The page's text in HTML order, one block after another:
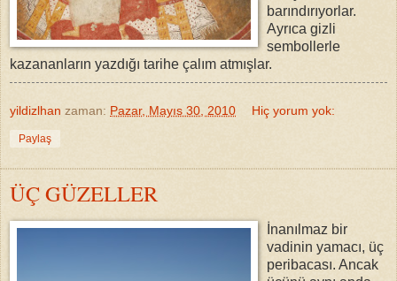
barındırıyorlar.
Ayrıca gizli
sembollerle
kazananların yazdığı tarihe çalım atmışlar.
yildizlhan zaman: Pazar, Mayıs 30, 2010 Hiç yorum yok:
Paylaş
ÜÇ GÜZELLER
İnanılmaz bir
vadinin yamacı, üç
peribacası. Ancak